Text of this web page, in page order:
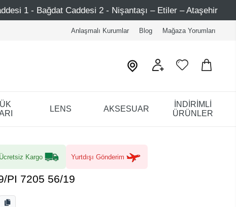
Caddesi 2 - Nişantaşı – Etiler – Ataşehir 750 TL Üzeri
Anlaşmalı Kurumlar Blog Mağaza Yorumları
LENS AKSESUAR
İNDİRİMLİ
ÜRÜNLER
Ücretsiz Kargo Yurtdışı Gönderim
PI 7205 56/19